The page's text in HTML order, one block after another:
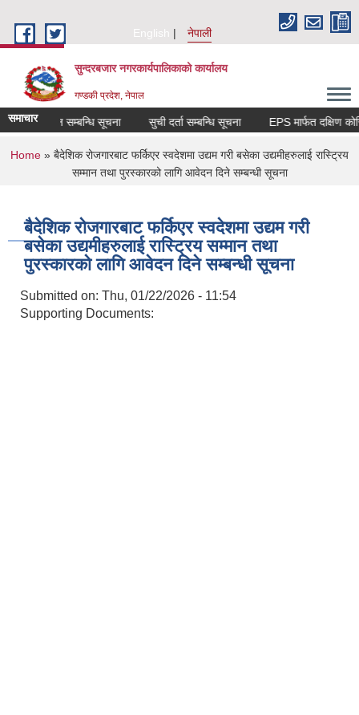
English
नेपाली
सुन्दरबजार नगरकार्यपालिकाको कार्यालय
गण्डकी प्रदेश, नेपाल
समाचारसंचालन सम्बन्धि सूचना सुची दर्ता सम्बन्धि सूचना EPS मार्फत
You are here
Home » बैदेशिक रोजगारबाट फर्किएर स्वदेशमा उद्यम गरी बसेका उद्यमीहरुलाई रास्ट्रिय
सम्मान तथा पुरस्कारको लागि आवेदन दिने सम्बन्धी सूचना
बैदेशिक रोजगारबाट फर्किएर स्वदेशमा उद्यम गरी
बसेका उद्यमीहरुलाई रास्ट्रिय सम्मान तथा
पुरस्कारको लागि आवेदन दिने सम्बन्धी सूचना
Submitted on: Thu, 01/22/2026 - 11:54
Supporting Documents: